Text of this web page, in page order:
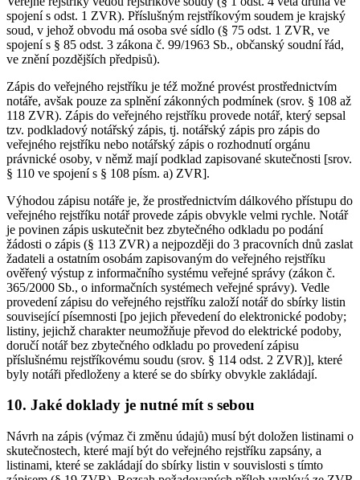
spojení s odst. 1 ZVR). Příslušným rejstříkovým soudem je krajský
soud, v jehož obvodu má osoba své sídlo (§ 75 odst. 1 ZVR, ve
spojení s § 85 odst. 3 zákona č. 99/1963 Sb., občanský soudní řád,
ve znění pozdějších předpisů).
Zápis do veřejného rejstříku je též možné provést prostřednictvím
notáře, avšak pouze za splnění zákonných podmínek (srov. § 108 až
118 ZVR). Zápis do veřejného rejstříku provede notář, který sepsal
tzv. podkladový notářský zápis, tj. notářský zápis pro zápis do
veřejného rejstříku nebo notářský zápis o rozhodnutí orgánu
právnické osoby, v němž mají podklad zapisované skutečnosti [srov.
§ 110 ve spojení s § 108 písm. a) ZVR].
Výhodou zápisu notáře je, že prostřednictvím dálkového přístupu do
veřejného rejstříku notář provede zápis obvykle velmi rychle. Notář
je povinen zápis uskutečnit bez zbytečného odkladu po podání
žádosti o zápis (§ 113 ZVR) a nejpozději do 3 pracovních dnů zaslat
žadateli a ostatním osobám zapisovaným do veřejného rejstříku
ověřený výstup z informačního systému veřejné správy (zákon č.
365/2000 Sb., o informačních systémech veřejné správy). Vedle
provedení zápisu do veřejného rejstříku založí notář do sbírky listin
související písemnosti [po jejich převedení do elektronické podoby;
listiny, jejichž charakter neumožňuje převod do elektrické podoby,
doručí notář bez zbytečného odkladu po provedení zápisu
příslušnému rejstříkovému soudu (srov. § 114 odst. 2 ZVR)], které
byly notáři předloženy a které se do sbírky obvykle zakládají.
10. Jaké doklady je nutné mít s sebou
Návrh na zápis (výmaz či změnu údajů) musí být doložen listinami o
skutečnostech, které mají být do veřejného rejstříku zapsány, a
listinami, které se zakládají do sbírky listin v souvislosti s tímto